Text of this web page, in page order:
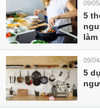
09/
5
làm
09/
5